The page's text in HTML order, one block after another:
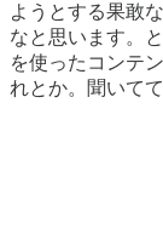
ようとする果敢
なと思います。
を使ったコンテ
れとか。聞いて